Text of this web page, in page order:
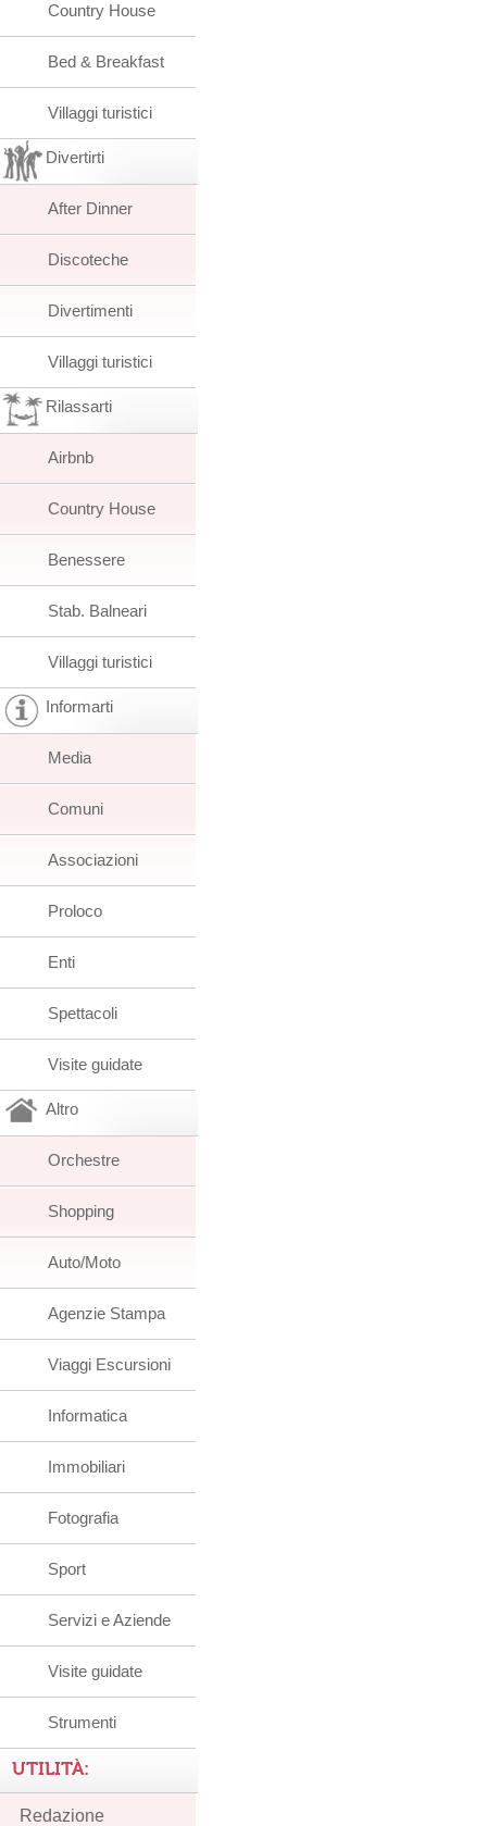
Country House
Bed & Breakfast
Villaggi turistici
Divertirti
After Dinner
Discoteche
Divertimenti
Villaggi turistici
Rilassarti
Airbnb
Country House
Benessere
Stab. Balneari
Villaggi turistici
Informarti
Media
Comuni
Associazioni
Proloco
Enti
Spettacoli
Visite guidate
Altro
Orchestre
Shopping
Auto/Moto
Agenzie Stampa
Viaggi Escursioni
Informatica
Immobiliari
Fotografia
Sport
Servizi e Aziende
Visite guidate
Strumenti
UTILITÀ:
Redazione